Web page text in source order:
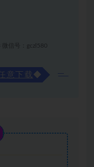
微信号：gczl580
意下载◆